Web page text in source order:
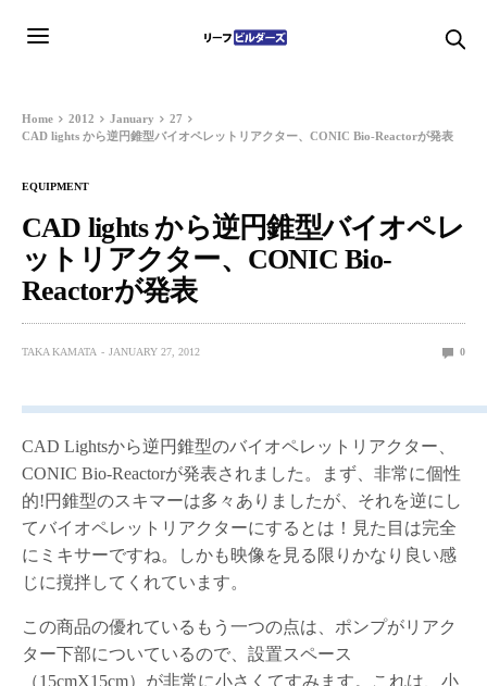
Home 2012 January
27
CAD lights から逆円錐型バイオペレットリアクター、CONIC Bio-Reactorが発表
EQUIPMENT
CAD lights から逆円錐型バイオペレ
ットリアクター、CONIC Bio-
Reactorが発表
TAKA KAMATA JANUARY 27, 2012 0
CAD Lightsから逆円錐型のバイオペレットリアクター、
CONIC Bio-Reactorが発表されました。まず、非常に個性
的!円錐型のスキマーは多々ありましたが、それを逆にし
てバイオペレットリアクターにするとは！見た目は完全
にミキサーですね。しかも映像を見る限りかなり良い感
じに撹拌してくれています。
この商品の優れているもう一つの点は、ポンプがリアク
ター下部についているので、設置スペース
（15cmX15cm）が非常に小さくてすみます。これは、小